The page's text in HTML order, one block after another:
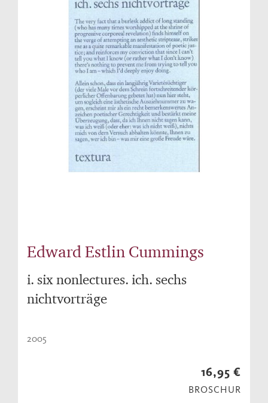
Edward Estlin Cummings
i. six nonlectures. ich. sechs
nichtvorträge
2005
16,95 €
BROSCHUR